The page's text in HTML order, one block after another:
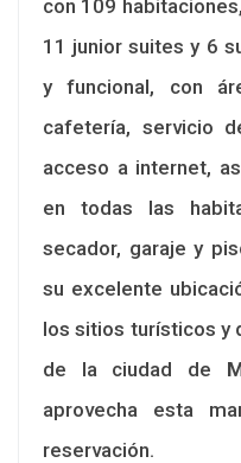
con 109
11 junior suites y 6
y funcional, con
cafetería, servicio
acceso a internet,
en todas las
secador, garaje y
su excelente
los sitios turísticos y
de la ciudad de
aprovecha esta
reservación.